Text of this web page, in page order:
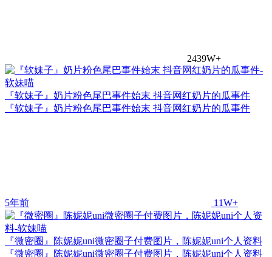
2439W+
『软妹子』奶片粉色尾巴事件始末 抖音网红奶片的瓜事件
『软妹子』奶片粉色尾巴事件始末 抖音网红奶片的瓜事件
5年前 11W+
『微密圈』陈妮妮uni微密圈子付费图片，陈妮妮uni个人资料
『微密圈』陈妮妮uni微密圈子付费图片，陈妮妮uni个人资料